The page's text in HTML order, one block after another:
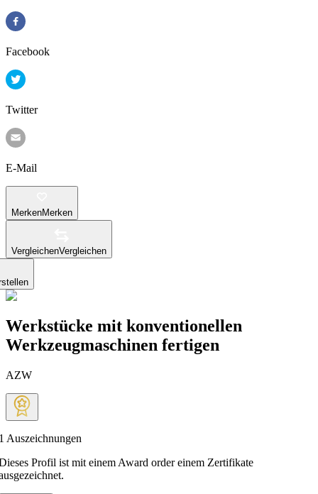
Facebook
Twitter
E-Mail
MerkenMerken
VergleichenVergleichen
Werkstücke mit konventionellen
Werkzeugmaschinen fertigen
AZW
Auszeichnungen
Profil ist mit einem Award order einem Zertifikate